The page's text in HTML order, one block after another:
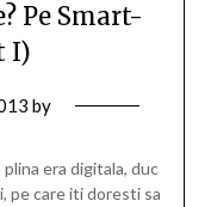
Pe Smart-
I)
by
era digitala, duc
pe care iti doresti sa